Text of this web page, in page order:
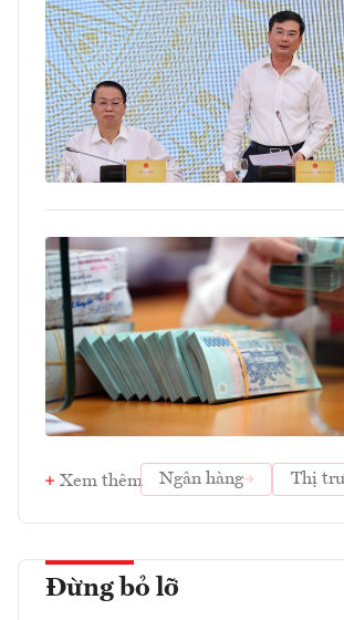
Xem thêm Ngân hàng Thị
Đừng bỏ lỡ